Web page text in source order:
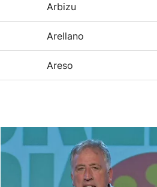
Arbizu
Arellano
Areso